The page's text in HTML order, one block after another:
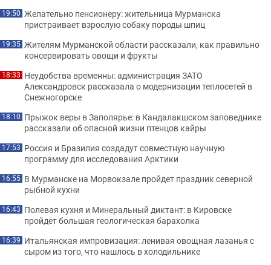
19:50 Желательно пенсионеру: жительница Мурманска
пристраивает взрослую собаку породы шпиц
19:35 Жителям Мурманской области рассказали, как правильно
консервировать овощи и фрукты
18:33 Неудобства временны: администрация ЗАТО
Александровск рассказала о модернизации теплосетей в
Снежногорске
18:10 Прыжок веры в Заполярье: в Кандалакшском заповеднике
рассказали об опасной жизни птенцов кайры
17:53 Россия и Бразилия создадут совместную научную
программу для исследования Арктики
16:55 В Мурманске на Морвокзале пройдет праздник северной
рыбной кухни
16:43 Полевая кухня и Минеральный диктант: в Кировске
пройдет большая геологическая барахолка
16:39 Итальянская импровизация: ленивая овощная лазанья с
сыром из того, что нашлось в холодильнике